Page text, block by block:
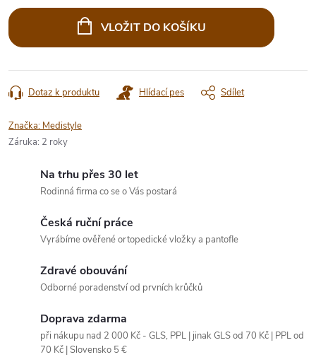
cena:
VLOŽIT DO KOŠÍKU
Dotaz k produktu Hlídací pes Sdílet
Značka: Medistyle
Záruka: 2 roky
Na trhu přes 30 let
Rodinná firma co se o Vás postará
Česká ruční práce
Vyrábíme ověřené ortopedické vložky a pantofle
Zdravé obouvání
Odborné poradenství od prvních krůčků
Doprava zdarma
při nákupu nad 2 000 Kč - GLS, PPL | jinak GLS od 70 Kč | PPL od
70 Kč | Slovensko 5 €